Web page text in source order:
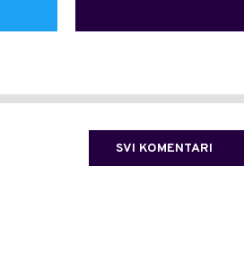
SVI KOMENTARI